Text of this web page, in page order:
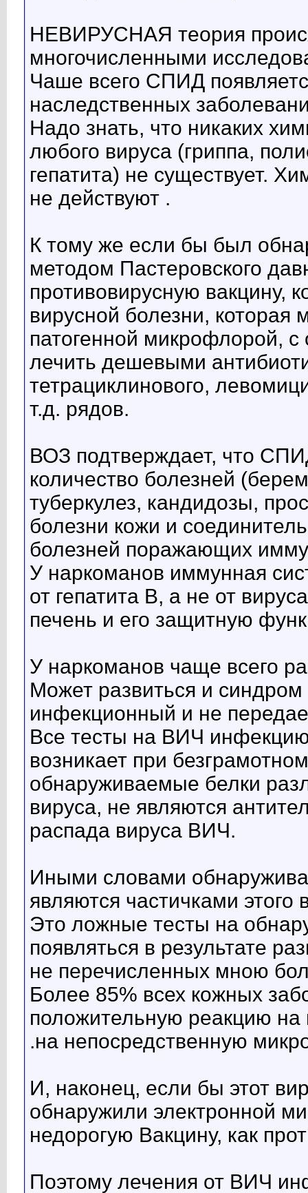
НЕВИРУСНАЯ теория
многочисленными
Чаше всего СПИД
наследственных
Надо знать, что никаких
любого вируса (гриппа,
гепатита) не существует.
не действуют .
К тому же если бы был
методом Пастеровского
противовирусную вакцину,
вирусной болезни, которая
патогенной микрофлорой,
лечить дешевыми
тетрациклинового,
т.д. рядов.
ВОЗ подтверждает, что
количество болезней
туберкулез, кандидозы,
болезни кожи и
болезней поражающих
У наркоманов иммунная
от гепатита В, а не от
печень и его защитную
У наркоманов чаще всего
Может развиться и
инфекционный и не
Все тесты на ВИЧ
возникает при
обнаруживаемые белки
вируса, не являются
распада вируса ВИЧ.
Иными словами
являются частичками этого
Это ложные тесты на
появляться в результате
не перечисленных мною
Более 85% всех кожных
положительную реакцию
.на непосредственную
И, наконец, если бы этот
обнаружили электронной
недорогую Вакцину, как
Поэтому лечения от ВИЧ